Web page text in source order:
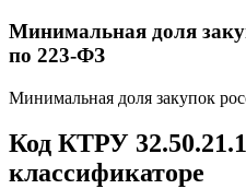
Минимальная доля
по 223-ФЗ
Минимальная доля закупок
Код КТРУ
классификаторе